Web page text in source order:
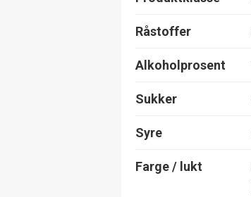
Råstoffer
Alkoholprosent
Sukker
Syre
Farge / lukt